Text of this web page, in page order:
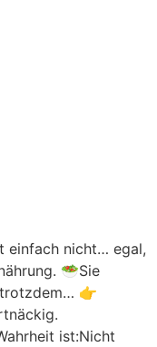
einfach nicht… egal,
🥗Sie
trotzdem… 👉
ist:Nicht